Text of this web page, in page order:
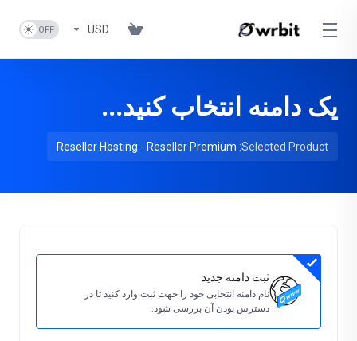
USD
یک دامنه انتخاب کنید...
Selected Product:
Reseller Hosting - Reseller Premium
ثبت دامنه جدید
نام دامنه انتخابی خود را جهت ثبت وارد کنید تا در
دسترس بودن آن بررسی شود.